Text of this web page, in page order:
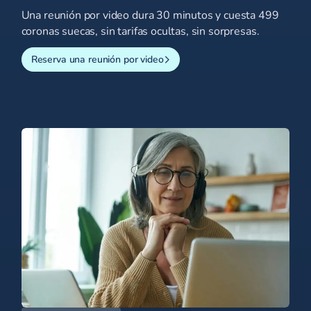
Una reunión por video dura 30 minutos y cuesta 499
coronas suecas, sin tarifas ocultas, sin sorpresas.
Reserva una reunión por video